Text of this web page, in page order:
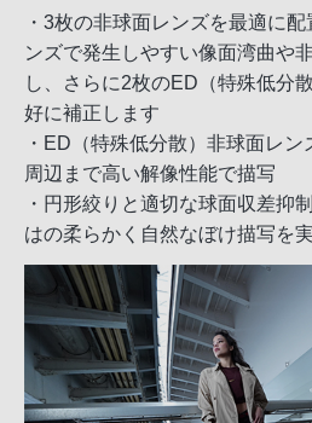
・3枚の非球面レンズを最適に
ンズで発生しやすい像面湾曲や
し、さらに2枚のED（特殊低分
好に補正します
・ED（特殊低分散）非球面レ
周辺まで高い解像性能で描写
・円形絞りと適切な球面収差抑
はの柔らかく自然なぼけ描写を